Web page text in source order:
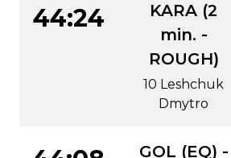
44:24
KARA (2
min. -
ROUGH)
10 Leshchuk
Dmytro
GOL (EQ) -